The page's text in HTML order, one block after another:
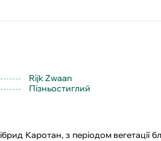
Rijk Zwaan
Пізньостиглий
Каротан, з періодом вегетації